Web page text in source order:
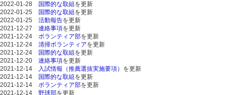
2022-01-28
国際的な取組 を更新
2022-01-25
国際的な取組 を更新
2022-01-25 活動報告を更新
2021-12-27 連絡事項を更新
2021-12-24 ボランティア部を更新
2021-12-24 清掃ボランティアを更新
2021-12-24
国際的な取組 を更新
2021-12-20 連絡事項を更新
2021-12-14
入試情報（推薦選抜実施要項） を更新
2021-12-14
国際的な取組 を更新
2021-12-14 ボランティア部を更新
2021-12-14 野球部を更新